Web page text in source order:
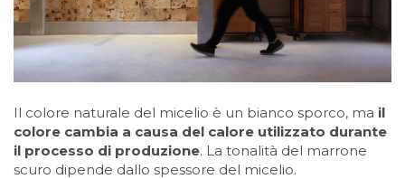
Il colore naturale del micelio è un bianco sporco, ma il
colore cambia a causa del calore utilizzato durante
il processo di produzione. La tonalità del marrone
scuro dipende dallo spessore del micelio.